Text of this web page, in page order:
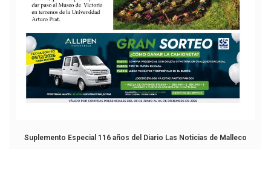
Suplemento Especial 116 años del Diario Las Noticias de Malleco